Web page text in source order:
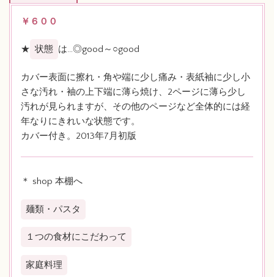
￥６００
★ 状態 は…◎good～○good
カバー表面に擦れ・角や端に少し痛み・表紙袖に少し小
さな汚れ・袖の上下端に薄ら焼け、2ページに薄ら少し
汚れが見られますが、その他のページなど全体的には経
年なりにきれいな状態です。
カバー付き。2013年7月初版
＊ shop 本棚へ
麺類・パスタ
１つの食材にこだわって
家庭料理